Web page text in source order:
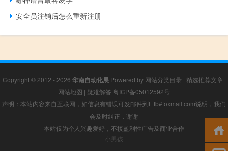
安全员注销后怎么重新注册
Copyright © 2012 - 2026 华南自动化展Powered by 网站分类目录 | 精选推荐文章 |
网站地图 | 疑难解答 粤ICP备05012592号
声明：本站内容来自互联网，如信息有错误可发邮件到f_fb#foxmail.com说明，我们
会及时纠正，谢谢
本站仅为个人兴趣爱好，不接盈利性广告及商业合作
小男孩